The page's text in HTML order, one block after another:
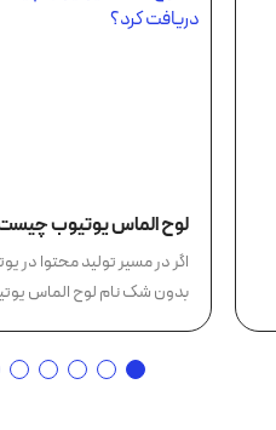
لوح الماس یوتیوب چیست
دریافت کرد؟
اگر در مسیر تولید محتوا در
بدون شک نام لوح الماس